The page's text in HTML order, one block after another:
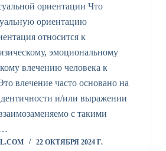
ориентации Что
ориентацию
относится к
эмоциональному
влечению человека к
влечение часто основано на
и/или выражении
с такими
22 ОКТЯБРЯ 2024 Г.